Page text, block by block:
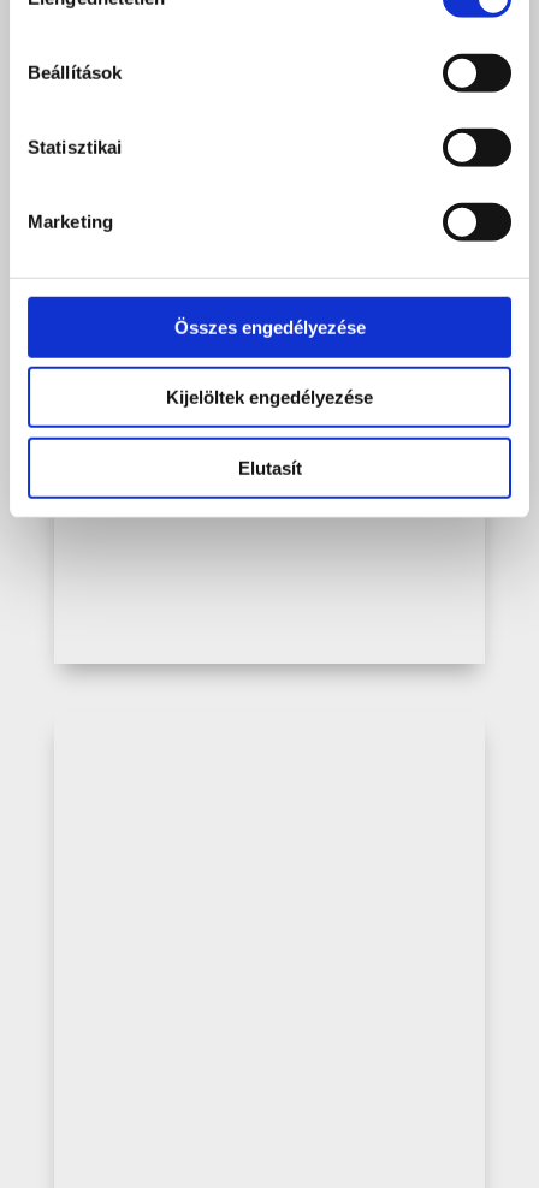
Beállítások
Statisztikai
Marketing
Összes engedélyezése
Kijelöltek engedélyezése
Elutasít